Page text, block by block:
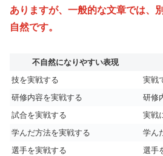
ありますが、一般的な文章では、
自然です。
不自然になりやすい表現
技を実戦する
実戦
研修内容を実戦する
研修
試合を実戦する
実戦
学んだ方法を実戦する
学ん
選手を実戦する
選手